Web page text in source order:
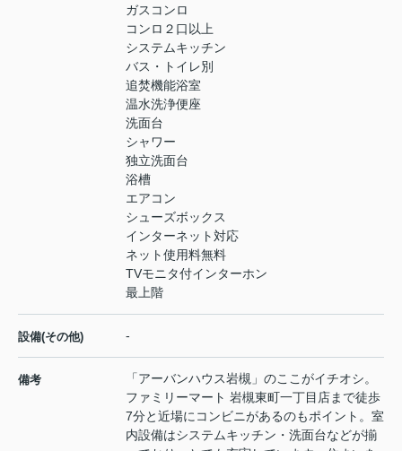
ガスコンロ
コンロ２口以上
システムキッチン
バス・トイレ別
追焚機能浴室
温水洗浄便座
洗面台
シャワー
独立洗面台
浴槽
エアコン
シューズボックス
インターネット対応
ネット使用料無料
TVモニタ付インターホン
最上階
設備(その他) -
備考
「アーバンハウス岩槻」のここがイチオシ。
ファミリーマート 岩槻東町一丁目店まで徒歩
7分と近場にコンビニがあるのもポイント。室
内設備はシステムキッチン・洗面台などが揃